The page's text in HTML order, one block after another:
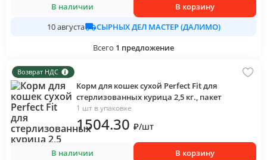
В наличии
В корзину
10 августа
СЫРНЫХ ДЕЛ МАСТЕР (ДАЛИМО)
Всего 1 предложение
Возврат НДС
Корм для кошек сухой Perfect Fit для
стерлизованных курица 2,5 кг., пакет
1 шт в упаковке
1504.30 ₽/шт
В наличии
В корзину